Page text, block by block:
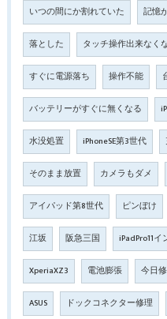
いつの間にか割れていた 記憶
落とした タッチ操作出来なく
すぐに電源落ち 操作不能
バッテリーがすぐに無くなる
水没処置 iPhoneSE第3世代
そのまま放置 カメラもダメ
アイパッド第8世代 ピンぼけ
江坂 阪急三国 iPadPro11イ
XperiaXZ3 電池膨張 今日
ASUS ドックコネクター修理